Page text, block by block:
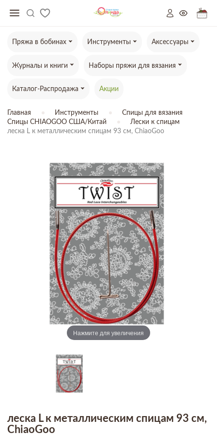
Пряжа в бобинах Инструменты Аксессуары
Журналы и книги Наборы пряжи для вязания
Каталог-Распродажа Акции
Главная Инструменты
Спицы для вязания
Спицы CHIAOGOO США/Китай
Лески к спицам
леска L к металлическим спицам 93 см, ChiaoGoo
Нажмите для увеличения
леска L к металлическим спицам 93 см,
ChiaoGoo